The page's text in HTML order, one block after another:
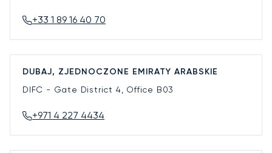
+33 1 89 16 40 70
DUBAJ, ZJEDNOCZONE EMIRATY ARABSKIE
DIFC - Gate District 4, Office B03
+971 4 227 4434